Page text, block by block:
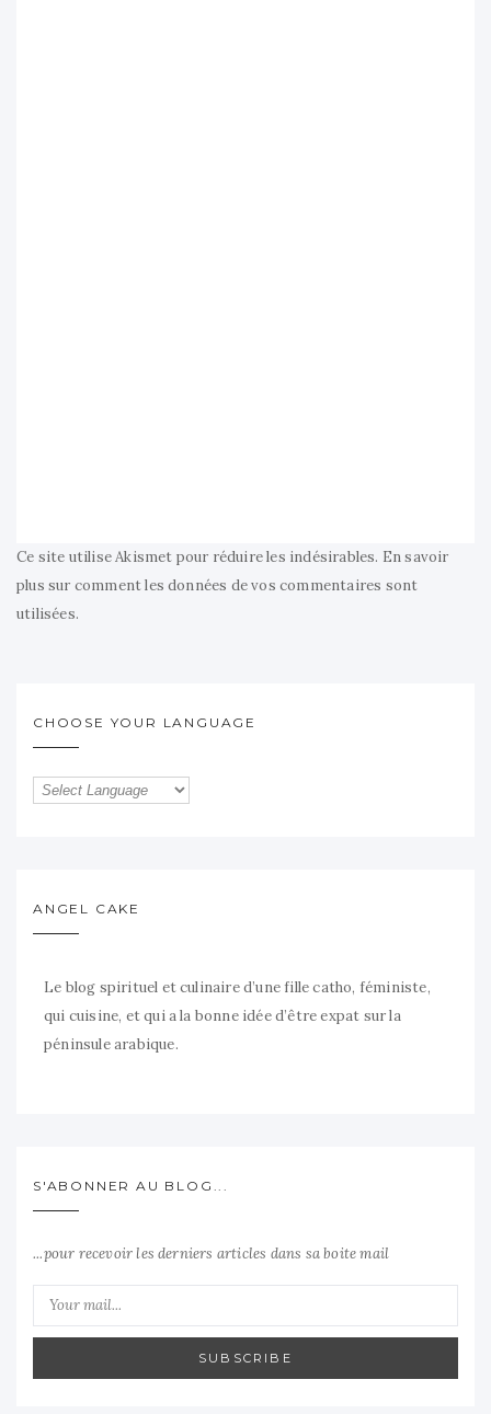
Ce site utilise Akismet pour réduire les indésirables. En savoir
plus sur comment les données de vos commentaires sont
utilisées.
CHOOSE YOUR LANGUAGE
ANGEL CAKE
Le blog spirituel et culinaire d’une fille catho, féministe,
qui cuisine, et qui a la bonne idée d’être expat sur la
péninsule arabique.
S'ABONNER AU BLOG...
...pour recevoir les derniers articles dans sa boite mail
SUBSCRIBE